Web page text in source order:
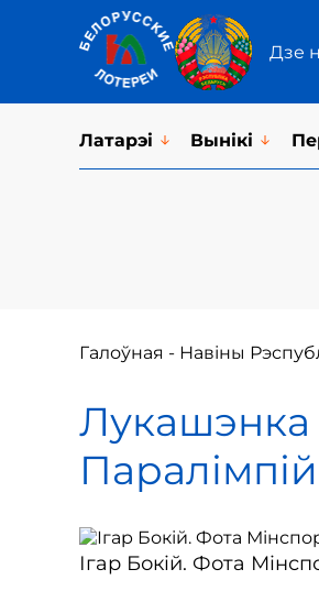
Дзе
Латарэi Вынікі
Галоўная - Навіны
Лукашэнка
Ігар Бокій. Фота